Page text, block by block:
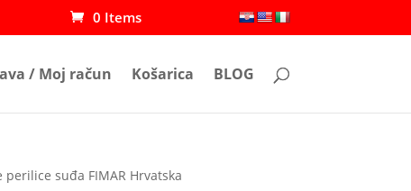
0 Items
/ Moj račun Košarica BLOG
suđa FIMAR Hrvatska